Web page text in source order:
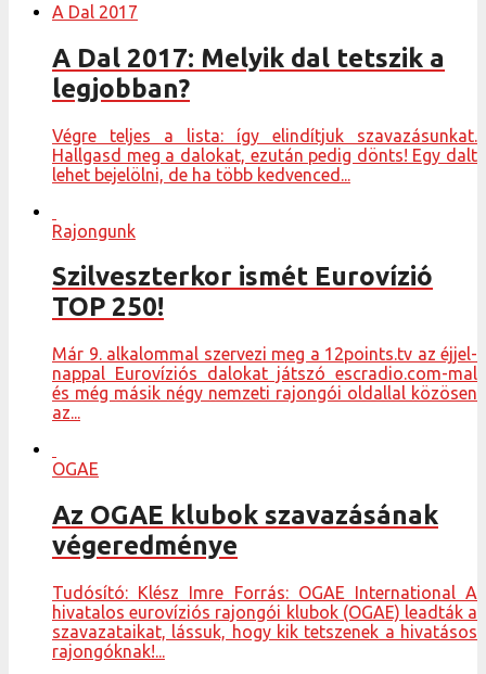
A Dal 2017
A Dal 2017: Melyik dal tetszik a
legjobban?
Végre teljes a lista: így elindítjuk szavazásunkat.
Hallgasd meg a dalokat, ezután pedig dönts! Egy dalt
lehet bejelölni, de ha több kedvenced...
Rajongunk
Szilveszterkor ismét Eurovízió
TOP 250!
Már 9. alkalommal szervezi meg a 12points.tv az éjjel-
nappal Eurovíziós dalokat játszó escradio.com-mal
és még másik négy nemzeti rajongói oldallal közösen
az...
OGAE
Az OGAE klubok szavazásának
végeredménye
Tudósító: Klész Imre Forrás: OGAE International A
hivatalos eurovíziós rajongói klubok (OGAE) leadták a
szavazataikat, lássuk, hogy kik tetszenek a hivatásos
rajongóknak!...